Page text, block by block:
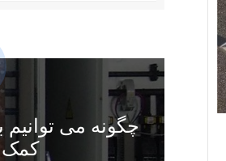
چگونه می توانیم
کمک